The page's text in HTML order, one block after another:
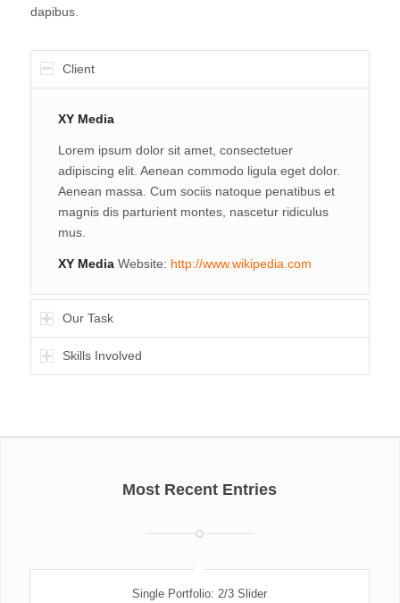
dapibus.
Client
XY Media
Lorem ipsum dolor sit amet, consectetuer
adipiscing elit. Aenean commodo ligula eget dolor.
Aenean massa. Cum sociis natoque penatibus et
magnis dis parturient montes, nascetur ridiculus
mus.
XY MediaWebsite: http://www.wikipedia.com
Our Task
Skills Involved
Most Recent Entries
Single Portfolio: 2/3 Slider